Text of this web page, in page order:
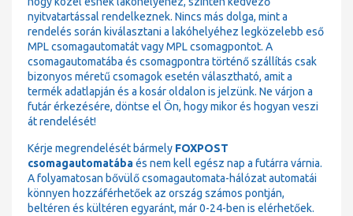
nyitvatartással rendelkeznek. Nincs más dolga, mint a
rendelés során kiválasztani a lakóhelyéhez legközelebb eső
MPL csomagautomatát vagy MPL csomagpontot. A
csomagautomatába és csomagpontra történő szállítás csak
bizonyos méretű csomagok esetén választható, amit a
termék adatlapján és a kosár oldalon is jelzünk. Ne várjon a
futár érkezésére, döntse el Ön, hogy mikor és hogyan veszi
át rendelését!
Kérje megrendelését bármely FOXPOST
csomagautomatábaés nem kell egész nap a futárra várnia.
A folyamatosan bővülő csomagautomata-hálózat automatái
könnyen hozzáférhetőek az ország számos pontján,
beltéren és kültéren egyaránt, már 0-24-ben is elérhetőek.